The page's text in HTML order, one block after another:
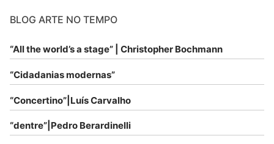
BLOG ARTE NO TEMPO
“All the world’s a stage” | Christopher Bochmann
“Cidadanias modernas”
“Concertino”|Luís Carvalho
“dentre”|Pedro Berardinelli